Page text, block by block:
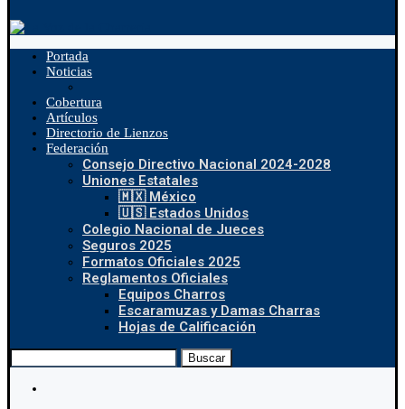
Portada
Noticias
Cobertura
Artículos
Directorio de Lienzos
Federación
Consejo Directivo Nacional 2024-2028
Uniones Estatales
🇲🇽 México
🇺🇸 Estados Unidos
Colegio Nacional de Jueces
Seguros 2025
Formatos Oficiales 2025
Reglamentos Oficiales
Equipos Charros
Escaramuzas y Damas Charras
Hojas de Calificación
Buscar